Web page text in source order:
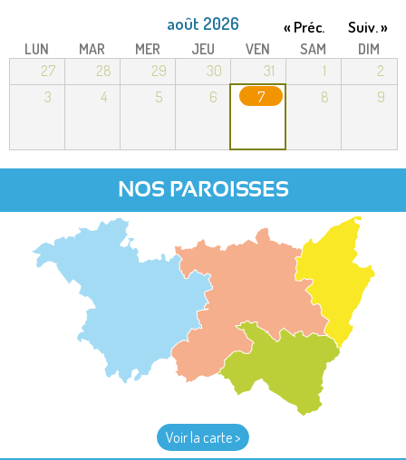
août 2026 « Préc. Suiv. »
LUN MAR MER JEU VEN SAM
DIM
27
28 29 30 31 1
2
3
4 5 6 7 8 9
NOS PAROISSES
Voir la carte >